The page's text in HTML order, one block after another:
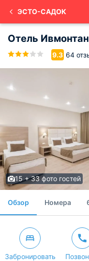
ЭСТО-САДОК
Отель
9.3 64
15 + 33 фото гостей
Обзор Номера
Забронировать